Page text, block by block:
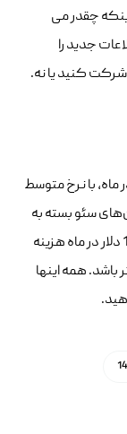
چقدر می
جدید را
شرکت کنید یا نه.
با کیفیت باید 3000دلار در ماه، با نرخ متوسط
کمپین‌های سئو بسته به
عمودی می توانند از 5000 دلار در ماه تا 100000 دلار در ماه هزینه
همه اینها